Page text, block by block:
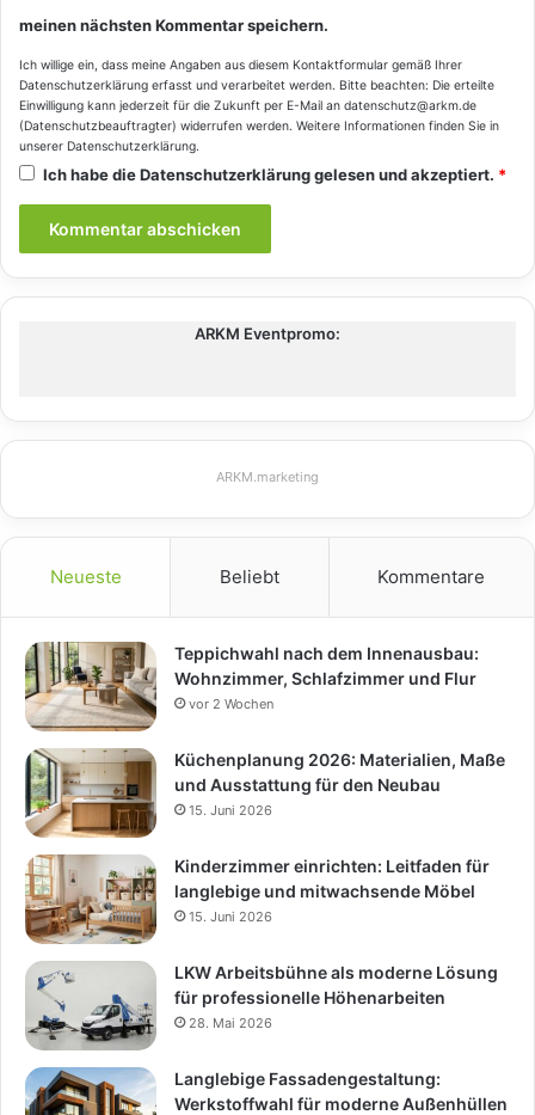
meinen nächsten Kommentar speichern.
Ich willige ein, dass meine Angaben aus diesem Kontaktformular gemäß Ihrer
Datenschutzerklärung erfasst und verarbeitet werden. Bitte beachten: Die erteilte
Einwilligung kann jederzeit für die Zukunft per E-Mail an datenschutz@arkm.de
(Datenschutzbeauftragter) widerrufen werden. Weitere Informationen finden Sie in
unserer Datenschutzerklärung.
Ich habe dieDatenschutzerklärunggelesen und akzeptiert. *
ARKM Eventpromo:
ARKM.marketing
Neueste Beliebt Kommentare
Teppichwahl nach dem Innenausbau:
Wohnzimmer, Schlafzimmer und Flur
vor 2 Wochen
Küchenplanung 2026: Materialien, Maße
und Ausstattung für den Neubau
15. Juni 2026
Kinderzimmer einrichten: Leitfaden für
langlebige und mitwachsende Möbel
15. Juni 2026
LKW Arbeitsbühne als moderne Lösung
für professionelle Höhenarbeiten
28. Mai 2026
Langlebige Fassadengestaltung:
Werkstoffwahl für moderne Außenhüllen